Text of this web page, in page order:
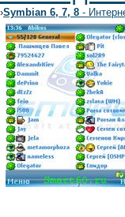
›Symbian 6, 7, 8 -